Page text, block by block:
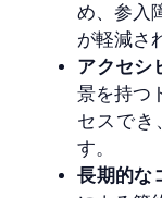
め、参入
が軽減さ
アクセシ
景を持つ
セスでき
す。
長期的な